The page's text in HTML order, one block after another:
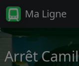
Ma Ligne
Arrêt